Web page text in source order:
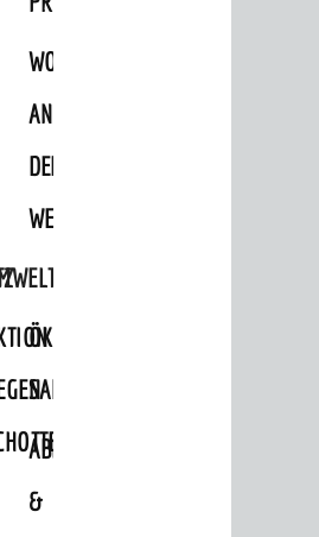
WOHNBEBAUUNG
AN
DER
WEINBERGSTRASSE
ÖKOLOGISCHE
SANIERUNG/WAIDSEE
ABFALL
&